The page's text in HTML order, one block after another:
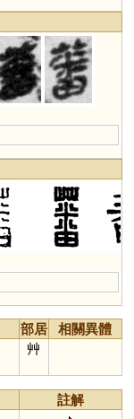
部居
相關異體
艸
註解